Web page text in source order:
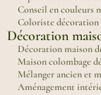
Conseil en couleurs
Coloriste
Décoration
Décoration maison
Maison colombage
Mélanger ancien et
Aménagement